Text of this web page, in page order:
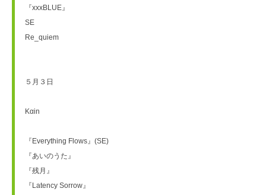
『xxxBLUE』
SE
５月３日
Kαin
『Everything Flows』(SE)
『あいのうた』
『残月』
『Latency Sorrow』